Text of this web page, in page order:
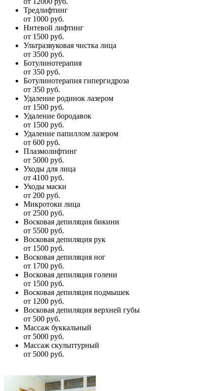
Тредлифтинг
от 1000 руб.
Нитевой лифтинг
от 1500 руб.
Ультразвуковая чистка лица
от 3500 руб.
Ботулинотерапия
от 350 руб.
Ботулинотерапия гипергидроза
от 350 руб.
Удаление родинок лазером
от 1500 руб.
Удаление бородавок
от 1500 руб.
Удаление папиллом лазером
от 600 руб.
Плазмолифтинг
от 5000 руб.
Уходы для лица
от 4100 руб.
Уходы маски
от 200 руб.
Микротоки лица
от 2500 руб.
Восковая депиляция бикини
от 5500 руб.
Восковая депиляция рук
от 1500 руб.
Восковая депиляция ног
от 1700 руб.
Восковая депиляция голени
от 1500 руб.
Восковая депиляция подмышек
от 1200 руб.
Восковая депиляция верхней губы
от 500 руб.
Массаж буккальный
от 5000 руб.
Массаж скульптурный
от 5000 руб.